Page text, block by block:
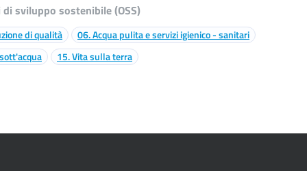
sviluppo sostenibile (OSS)
di qualità
06. Acqua pulita e servizi igienico - sanitari
15. Vita sulla terra